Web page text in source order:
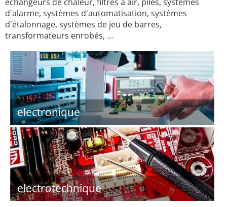
d'alarme, systèmes d'automatisation, systèmes
d'étalonnage, systèmes de jeu de barres,
transformateurs enrobés, …
electronique
electrotechnique